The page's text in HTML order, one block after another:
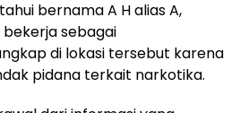
bernama A H alias A,
sebagai
di lokasi tersebut karena
pidana terkait narkotika.